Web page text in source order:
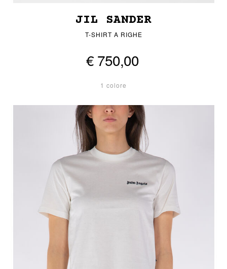
JIL SANDER
T-SHIRT A RIGHE
€ 750,00
1 colore